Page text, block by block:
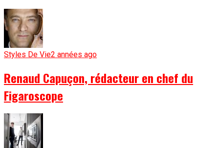
Styles De Vie2 années ago
Renaud Capuçon, rédacteur en chef du
Figaroscope